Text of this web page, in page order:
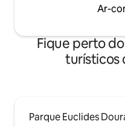
Ar-
Fique perto
turísticos
Parque Euclides